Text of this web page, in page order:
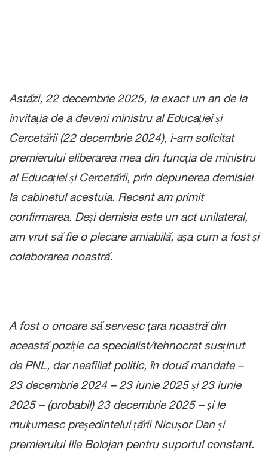
Astăzi, 22 decembrie 2025, la exact un an de la
invitația de a deveni ministru al Educației și
Cercetării (22 decembrie 2024), i-am solicitat
premierului eliberarea mea din funcția de ministru
al Educației și Cercetării, prin depunerea demisiei
la cabinetul acestuia. Recent am primit
confirmarea. Deși demisia este un act unilateral,
am vrut să fie o plecare amiabilă, așa cum a fost și
colaborarea noastră.
A fost o onoare să servesc țara noastră din
această poziție ca specialist/tehnocrat susținut
de PNL, dar neafiliat politic, în două mandate –
23 decembrie 2024 – 23 iunie 2025 și 23 iunie
2025 – (probabil) 23 decembrie 2025 – și le
mulțumesc președintelui țării Nicușor Dan și
premierului Ilie Bolojan pentru suportul constant.